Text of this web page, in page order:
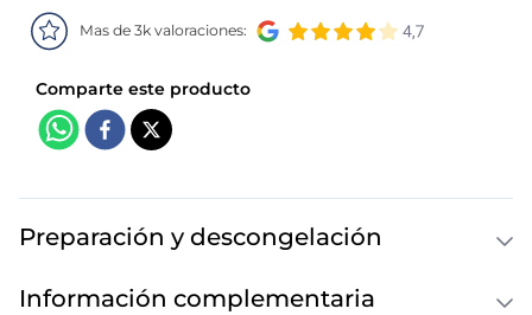
Mas de 3k valoraciones:
Preparación y descongelación
Información complementaria